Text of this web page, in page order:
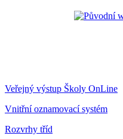
Veřejný výstup Školy OnLine
Vnitřní oznamovací systém
Rozvrhy tříd